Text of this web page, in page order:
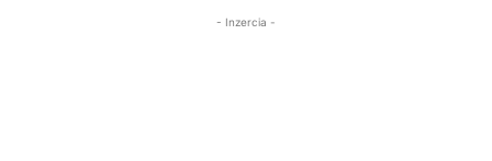
- Inzercia -